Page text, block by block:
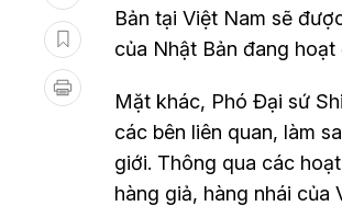
Bản tại Việt Nam sẽ
của Nhật Bản đang
Mặt khác, Phó Đại sứ
các bên liên quan, làm
giới. Thông qua các
hàng giả, hàng nhái của